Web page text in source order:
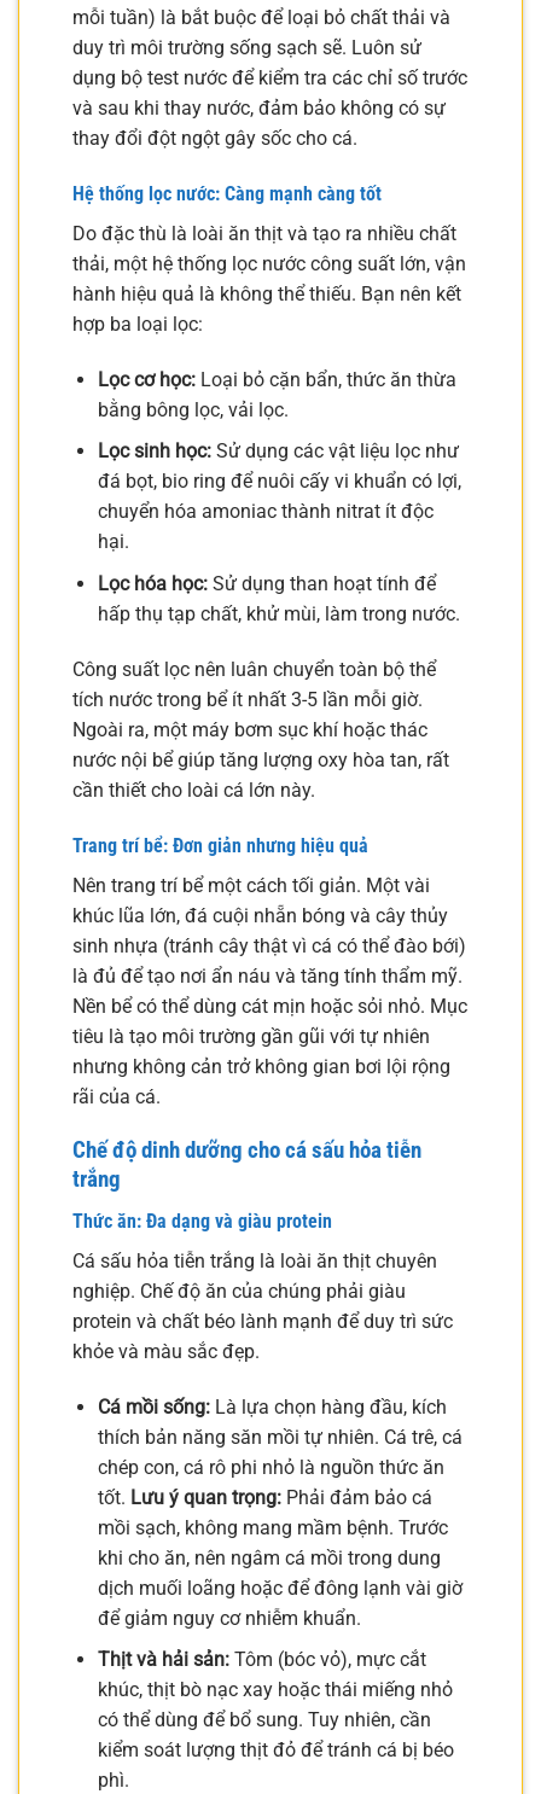
mỗi tuần) là bắt buộc để loại bỏ chất thải và
duy trì môi trường sống sạch sẽ. Luôn sử
dụng bộ test nước để kiểm tra các chỉ số trước
và sau khi thay nước, đảm bảo không có sự
thay đổi đột ngột gây sốc cho cá.
Hệ thống lọc nước: Càng mạnh càng tốt
Do đặc thù là loài ăn thịt và tạo ra nhiều chất
thải, một hệ thống lọc nước công suất lớn, vận
hành hiệu quả là không thể thiếu. Bạn nên kết
hợp ba loại lọc:
Lọc cơ học:Loại bỏ cặn bẩn, thức ăn thừa
bằng bông lọc, vải lọc.
Lọc sinh học:Sử dụng các vật liệu lọc như
đá bọt, bio ring để nuôi cấy vi khuẩn có lợi,
chuyển hóa amoniac thành nitrat ít độc
hại.
Lọc hóa học:Sử dụng than hoạt tính để
hấp thụ tạp chất, khử mùi, làm trong nước.
Công suất lọc nên luân chuyển toàn bộ thể
tích nước trong bể ít nhất 3-5 lần mỗi giờ.
Ngoài ra, một máy bơm sục khí hoặc thác
nước nội bể giúp tăng lượng oxy hòa tan, rất
cần thiết cho loài cá lớn này.
Trang trí bể: Đơn giản nhưng hiệu quả
Nên trang trí bể một cách tối giản. Một vài
khúc lũa lớn, đá cuội nhẵn bóng và cây thủy
sinh nhựa (tránh cây thật vì cá có thể đào bới)
là đủ để tạo nơi ẩn náu và tăng tính thẩm mỹ.
Nền bể có thể dùng cát mịn hoặc sỏi nhỏ. Mục
tiêu là tạo môi trường gần gũi với tự nhiên
nhưng không cản trở không gian bơi lội rộng
rãi của cá.
Chế độ dinh dưỡng cho cá sấu hỏa tiễn
trắng
Thức ăn: Đa dạng và giàu protein
Cá sấu hỏa tiễn trắng là loài ăn thịt chuyên
nghiệp. Chế độ ăn của chúng phải giàu
protein và chất béo lành mạnh để duy trì sức
khỏe và màu sắc đẹp.
Cá mồi sống:Là lựa chọn hàng đầu, kích
thích bản năng săn mồi tự nhiên. Cá trê, cá
chép con, cá rô phi nhỏ là nguồn thức ăn
tốt. Lưu ý quan trọng:Phải đảm bảo cá
mồi sạch, không mang mầm bệnh. Trước
khi cho ăn, nên ngâm cá mồi trong dung
dịch muối loãng hoặc để đông lạnh vài giờ
để giảm nguy cơ nhiễm khuẩn.
Thịt và hải sản:Tôm (bóc vỏ), mực cắt
khúc, thịt bò nạc xay hoặc thái miếng nhỏ
có thể dùng để bổ sung. Tuy nhiên, cần
kiểm soát lượng thịt đỏ để tránh cá bị béo
phì.